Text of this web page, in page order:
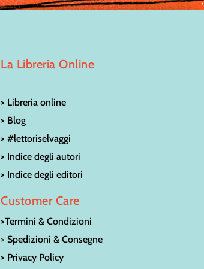
La Libreria Online
> Libreria online
> Blog
> #lettoriselvaggi
> Indice degli autori
> Indice degli editori
Customer Care
>Termini & Condizioni
>Spedizioni & Consegne
> Privacy Policy